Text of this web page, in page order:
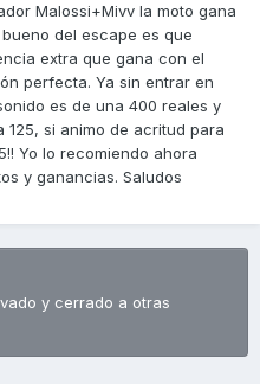
Malossi+Mivv la moto gana
del escape es que
extra que gana con el
perfecta. Ya sin entrar en
es de una 400 reales y
si animo de acritud para
Yo lo recomiendo ahora
y ganancias. Saludos
y cerrado a otras